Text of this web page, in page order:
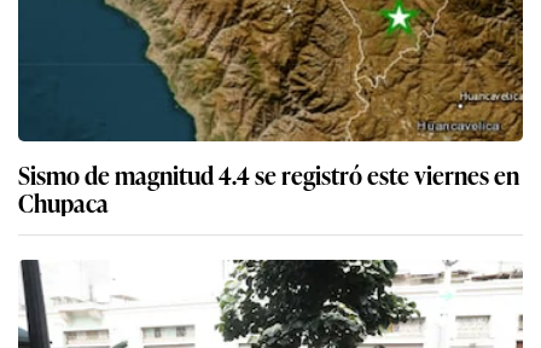
Sismo de magnitud 4.4 se registró este viernes en
Chupaca